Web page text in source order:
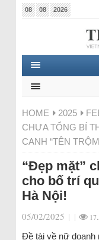
08 08 2026
HOME 2025
CHƯA TỔNG BÍ
CANH “TÊN
“Đẹp mặt”
cho bố trí
Hà Nội!
05/02/2025 | |
Đề tài về nữ doanh